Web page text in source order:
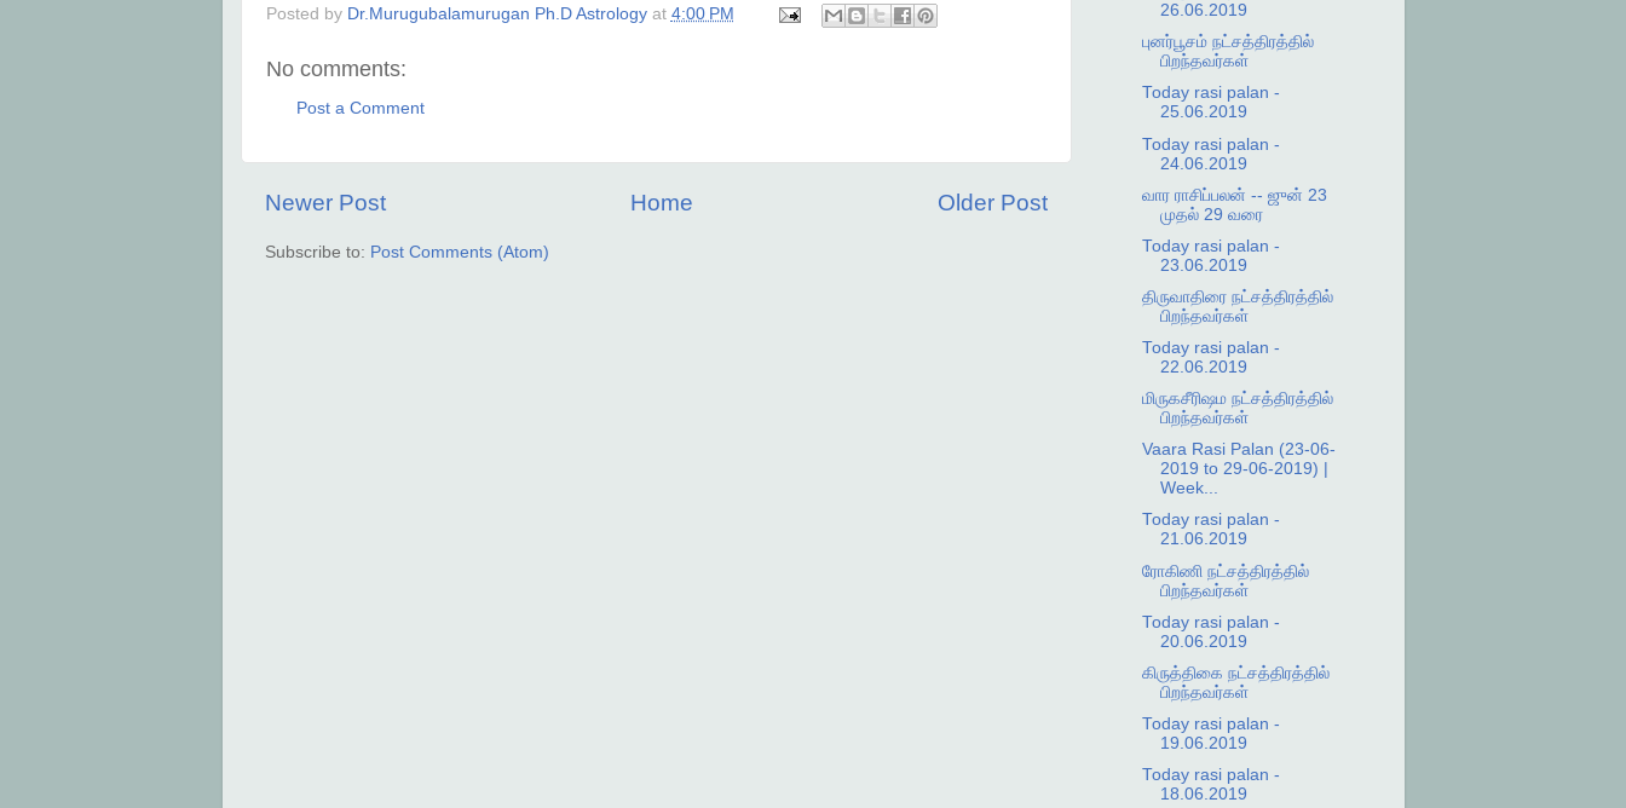
Posted by Dr.Murugubalamurugan Ph.D Astrology at 4:00 PM
No comments:
Post a Comment
Newer Post Older Post
Home
Subscribe to: Post Comments (Atom)
26.06.2019
புனர்பூசம் நட்சத்திரத்தில்
பிறந்தவர்கள்
Today rasi palan -
25.06.2019
Today rasi palan -
24.06.2019
வார ராசிப்பலன் -- ஜுன் 23
முதல் 29 வரை
Today rasi palan -
23.06.2019
திருவாதிரை நட்சத்திரத்தில்
பிறந்தவர்கள்
Today rasi palan -
22.06.2019
மிருகசீரிஷம நட்சத்திரத்தில்
பிறந்தவர்கள்
Vaara Rasi Palan (23-06-
2019 to 29-06-2019) |
Week...
Today rasi palan -
21.06.2019
ரோகிணி நட்சத்திரத்தில்
பிறந்தவர்கள்
Today rasi palan -
20.06.2019
கிருத்திகை நட்சத்திரத்தில்
பிறந்தவர்கள்
Today rasi palan -
19.06.2019
Today rasi palan -
18.06.2019